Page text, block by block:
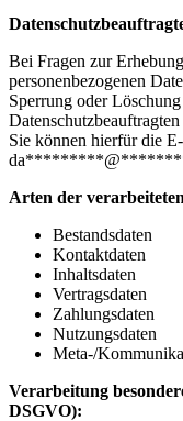
Bei Fragen zur
personenbezogenen
Sperrung oder
Sie können hierfür die
da*********@
Arten der
Bestandsdaten
Kontaktdaten
Inhaltsdaten
Vertragsdaten
Zahlungsdaten
Nutzungsdaten
Meta-/
Verarbeitung
DSGVO):